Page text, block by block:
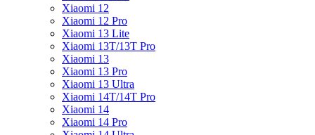
Xiaomi 12
Xiaomi 12 Pro
Xiaomi 13 Lite
Xiaomi 13T/13T Pro
Xiaomi 13
Xiaomi 13 Pro
Xiaomi 13 Ultra
Xiaomi 14T/14T Pro
Xiaomi 14
Xiaomi 14 Pro